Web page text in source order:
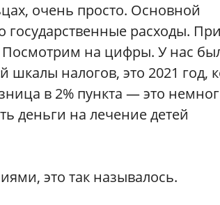
очень просто. Основной
государственные расходы.
Посмотрим на цифры. У нас
шкалы налогов, это 2021 год,
в 2% пункта — это
деньги на лечение детей
это так называлось.